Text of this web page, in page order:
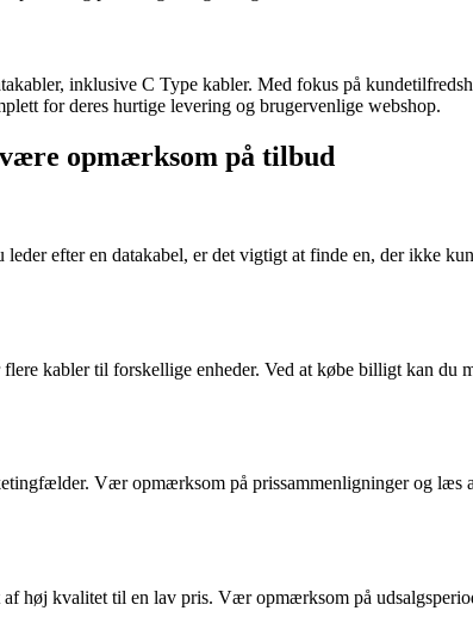
inklusive C Type kabler. Med fokus på
for deres hurtige levering og brugervenlige webshop.
opmærksom på tilbud
efter en datakabel, er det vigtigt at finde en, der ikke
kabler til forskellige enheder. Ved at købe billigt kan du
Vær opmærksom på prissammenligninger og læs
høj kvalitet til en lav pris. Vær opmærksom på